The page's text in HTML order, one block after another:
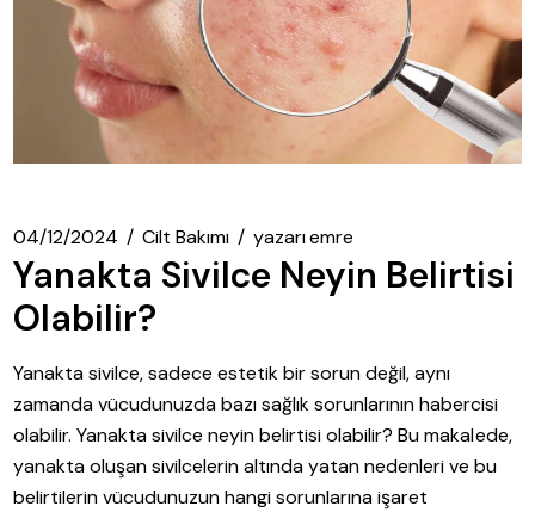
04/12/2024 Cilt Bakımı yazarıemre
Yanakta Sivilce Neyin Belirtisi
Olabilir?
Yanakta sivilce, sadece estetik bir sorun değil, aynı
zamanda vücudunuzda bazı sağlık sorunlarının habercisi
olabilir. Yanakta sivilce neyin belirtisi olabilir? Bu makalede,
yanakta oluşan sivilcelerin altında yatan nedenleri ve bu
belirtilerin vücudunuzun hangi sorunlarına işaret